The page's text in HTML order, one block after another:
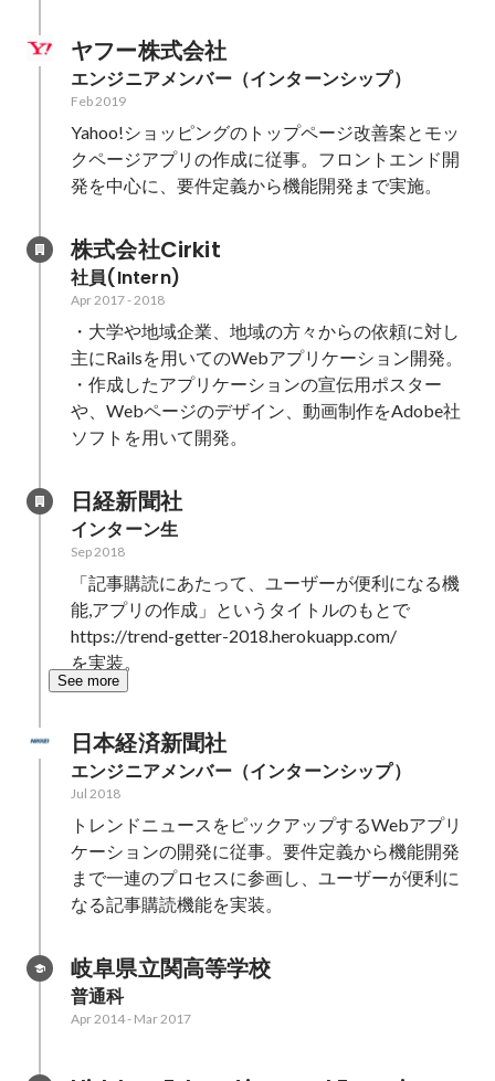
ヤフー株式会社
エンジニアメンバー（インターンシップ）
Feb 2019
Yahoo!ショッピングのトップページ改善案とモッ
クページアプリの作成に従事。フロントエンド開
発を中心に、要件定義から機能開発まで実施。
株式会社Cirkit
社員(Intern)
Apr 2017-2018
・大学や地域企業、地域の方々からの依頼に対し
主にRailsを用いてのWebアプリケーション開発。
・作成したアプリケーションの宣伝用ポスター
や、Webページのデザイン、動画制作をAdobe社
ソフトを用いて開発。
日経新聞社
インターン生
Sep 2018
「記事購読にあたって、ユーザーが便利になる機
能,アプリの作成」というタイトルのもとで
https://trend-getter-2018.herokuapp.com/
を実装。
See more
日本経済新聞社
エンジニアメンバー（インターンシップ）
Jul 2018
トレンドニュースをピックアップするWebアプリ
ケーションの開発に従事。要件定義から機能開発
まで一連のプロセスに参画し、ユーザーが便利に
なる記事購読機能を実装。
岐阜県立関高等学校
普通科
Apr 2014- Mar 2017